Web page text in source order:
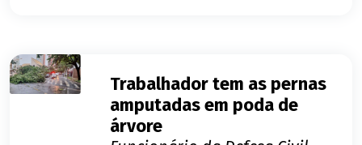
Trabalhador tem as pernas
amputadas em poda de
árvore